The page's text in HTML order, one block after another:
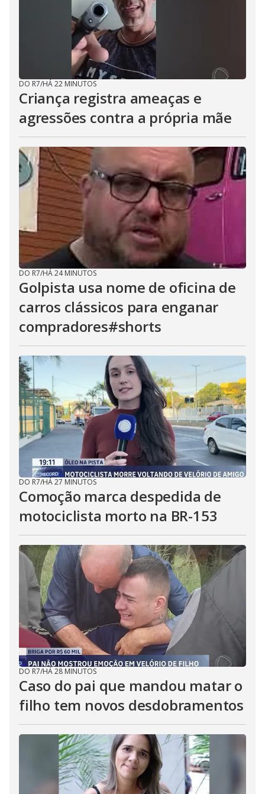
DO R7/HÁ 22 MINUTOS
Criança registra ameaças e
agressões contra a própria mãe
DO R7/HÁ 24 MINUTOS
Golpista usa nome de oficina de
carros clássicos para enganar
compradores#shorts
DO R7/HÁ 27 MINUTOS
Comoção marca despedida de
motociclista morto na BR-153
DO R7/HÁ 28 MINUTOS
Caso do pai que mandou matar o
filho tem novos desdobramentos